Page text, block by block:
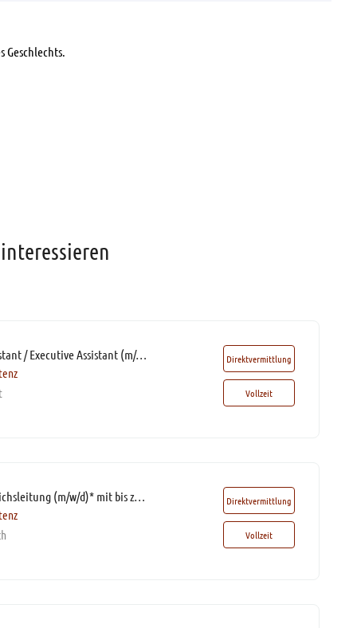
Geschlechts.
Management Assistant / Executive Assistant (m/w/d)* Direktvermittlung
Vollzeit
Assistenz der Bereichsleitung (m/w/d)* mit bis zu 60% Homeoffice Direktvermittlung
Vollzeit